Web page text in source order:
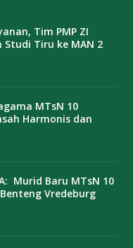
Tim PMP ZI
Studi Tiru ke MAN 2
MTsN 10
Harmonis dan
Murid Baru MTsN 10
Vredeburg